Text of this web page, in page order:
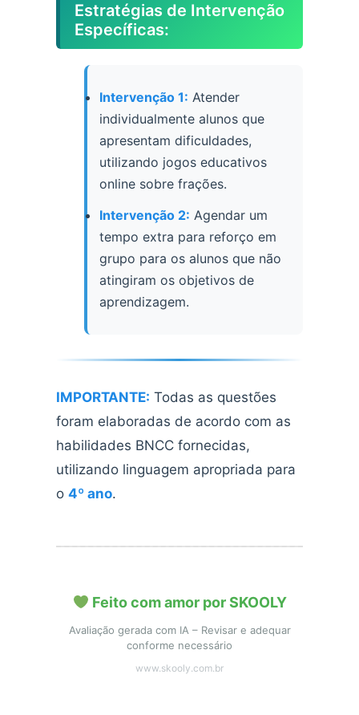
Estratégias de Intervenção
Específicas:
Intervenção 1: Atender
individualmente alunos que
apresentam dificuldades,
utilizando jogos educativos
online sobre frações.
Intervenção 2: Agendar um
tempo extra para reforço em
grupo para os alunos que não
atingiram os objetivos de
aprendizagem.
IMPORTANTE: Todas as questões
foram elaboradas de acordo com as
habilidades BNCC fornecidas,
utilizando linguagem apropriada para
o 4º ano.
Feito com amor por SKOOLY
Avaliação gerada com IA – Revisar e adequar
conforme necessário
www.skooly.com.br